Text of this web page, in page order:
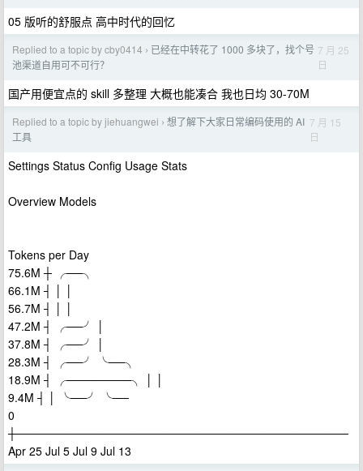
05 版听的舒服点 高中时代的回忆
Replied to a topic by cby0414 › 已经在中转花了 1000 多块了，找个号
池渠道自用可不可行？
7 月 25
日
国产用便宜点的 skill 多整理 大概也能凑合 我也日均 30-70M
Replied to a topic by jiehuangwei › 想了解下大家日常编码使用的 AI
工具
7 月 15
日
Settings Status Config Usage Stats
Overview Models
Tokens per Day
75.6M ┼ ╭──╮
66.1M ┤ │ │
56.7M ┤ │ │
47.2M ┤ ╭──╯ │
37.8M ┤ ╭──╯ │
28.3M ┤ ╭──╯ ╰──╮
18.9M ┤ ╭────────╮ │ │
9.4M ┤ │ ╰──╯ ╰──
0
┼─────────────────────────────────────────
Apr 25 Jul 5 Jul 9 Jul 13